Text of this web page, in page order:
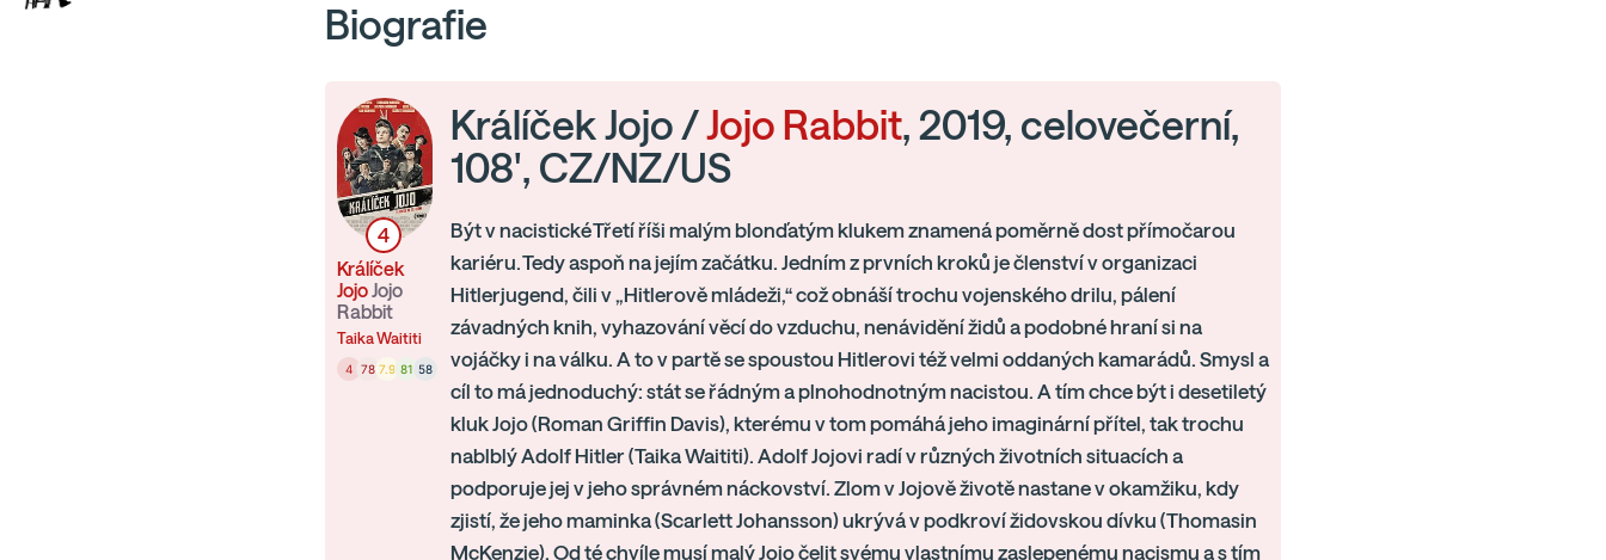
Biografie
4
Králíček
JojoJojo
Rabbit
Taika Waititi
4 78 7.9 81 58
Králíček Jojo /Jojo Rabbit, 2019, celovečerní,
108', CZ/NZ/US
Být v nacistické Třetí říši malým blonďatým klukem znamená poměrně dost přímočarou
kariéru. Tedy aspoň na jejím začátku. Jedním z prvních kroků je členství v organizaci
Hitlerjugend, čili v „Hitlerově mládeži,“ což obnáší trochu vojenského drilu, pálení
závadných knih, vyhazování věcí do vzduchu, nenávidění židů a podobné hraní si na
vojáčky i na válku. A to v partě se spoustou Hitlerovi též velmi oddaných kamarádů. Smysl a
cíl to má jednoduchý: stát se řádným a plnohodnotným nacistou. A tím chce být i desetiletý
kluk Jojo (Roman Griffin Davis), kterému v tom pomáhá jeho imaginární přítel, tak trochu
nablblý Adolf Hitler (Taika Waititi). Adolf Jojovi radí v různých životních situacích a
podporuje jej v jeho správném náckovství. Zlom v Jojově životě nastane v okamžiku, kdy
zjistí, že jeho maminka (Scarlett Johansson) ukrývá v podkroví židovskou dívku (Thomasin
McKenzie). Od té chvíle musí malý Jojo čelit svému vlastnímu zaslepenému nacismu a s tím